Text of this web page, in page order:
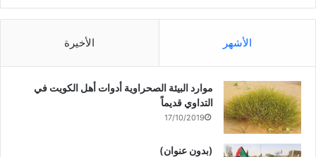
الأشهر الأخيرة
موارد البيئة الصحراوية أدوات أهل الكويت في
التداوي قديماً
17/10/2019
(بدون عنوان)